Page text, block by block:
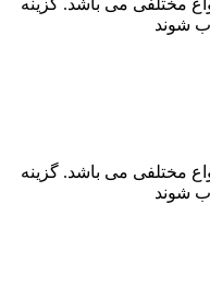
شوند
مختلفی می باشد. گزینه
شوند